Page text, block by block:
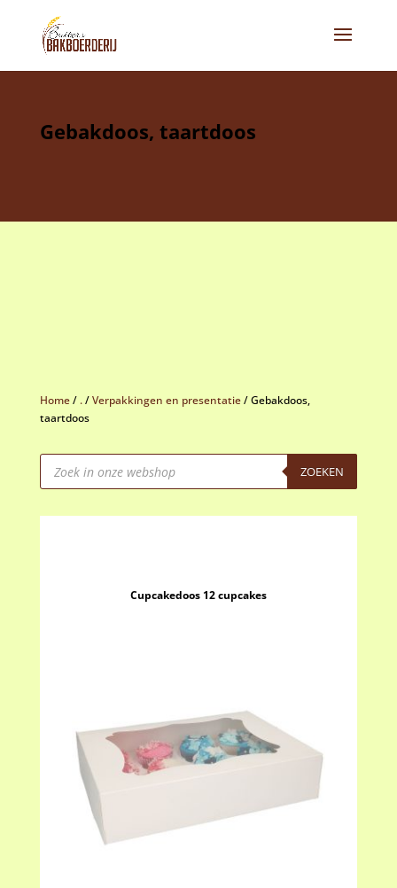
Gebakdoos, taartdoos
Home/ ./Verpakkingen en presentatie/Gebakdoos,
taartdoos
Producten
zoeken ZOEKEN
Cupcakedoos 12 cupcakes